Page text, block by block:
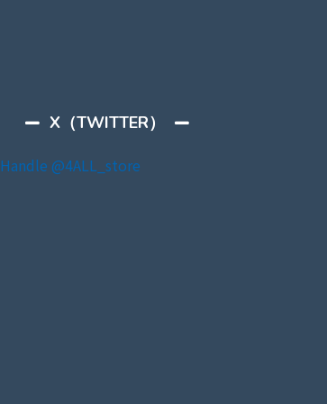
X（TWITTER）
Handle @4ALL_store